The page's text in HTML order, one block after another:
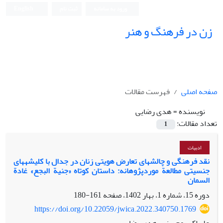
زن در فرهنگ و هنر
صفحه اصلی
فهرست مقالات
نویسنده =هدی رضایی
تعداد مقالات:
1
ادبیات
نقد فرهنگی و چالش‎های تعارض هویتی زنان در جدال با کلیشه‎های
جنسیتی مطالعة موردپژوهانه: داستان کوتاه «جنیة البجع» غادة
السمان
دوره 15، شماره 1، بهار 1402، صفحه
161-180
https://doi.org/10.22059/jwica.2022.340750.1769